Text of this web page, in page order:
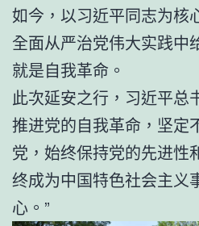
如今，以习近平同志为核
全面从严治党伟大实践中
就是自我革命。
此次延安之行，习近平总
推进党的自我革命，坚定
党，始终保持党的先进性
终成为中国特色社会主义
心。”